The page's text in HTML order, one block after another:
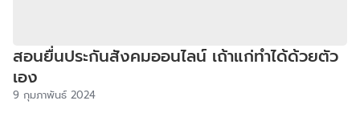
สอนยื่นประกันสังคมออนไลน์ เถ้าแก่ทำได้ด้วยตัว
เอง
9 กุมภาพันธ์ 2024